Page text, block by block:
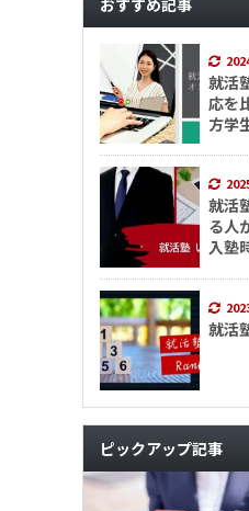
就活
応を
方学
就活
る人
入塾
就活
ピックアップ記事